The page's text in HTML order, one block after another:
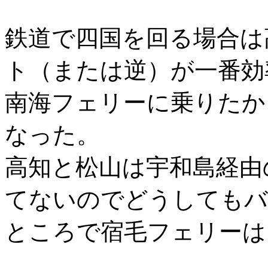
鉄道で四国を回る場合
ト（または逆）が一番
南海フェリーに乗りた
なった。
高知と松山は宇和島経
てないのでどうしても
ところで宿毛フェリー